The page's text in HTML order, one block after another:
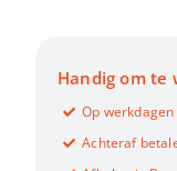
Handig om te
Op
Achteraf